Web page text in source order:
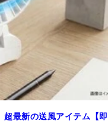
最新の送風アイテム【即